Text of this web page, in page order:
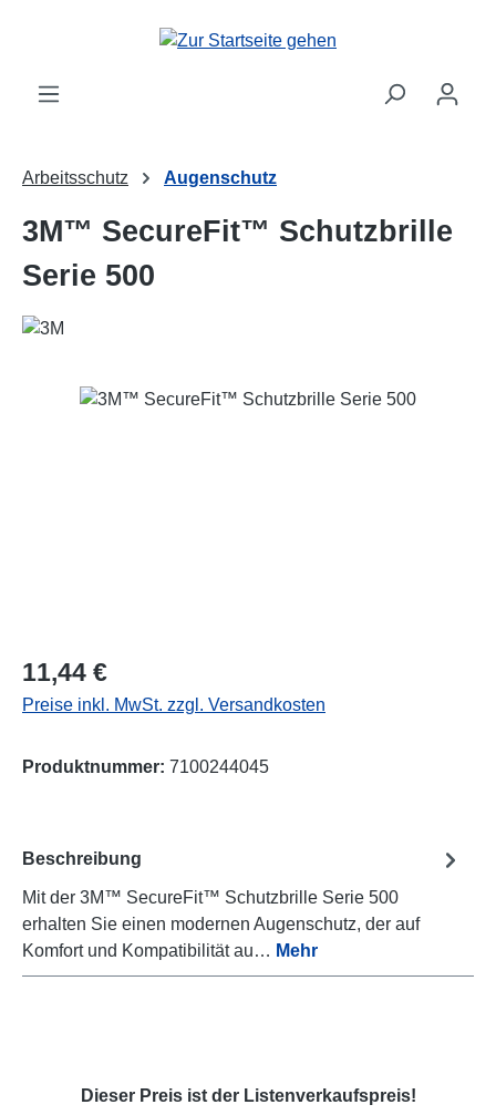
Zum Hauptinhalt springen
Arbeitsschutz Augenschutz
3M™ SecureFit™ Schutzbrille
Serie 500
Bildergalerie überspringen
Regulärer Preis:
11,44 €
Preise inkl. MwSt. zzgl. Versandkosten
Produktnummer: 7100244045
Beschreibung
Mit der 3M™ SecureFit™ Schutzbrille Serie 500
erhalten Sie einen modernen Augenschutz, der auf
Komfort und Kompatibilität au… Mehr
Dieser Preis ist der Listenverkaufspreis!